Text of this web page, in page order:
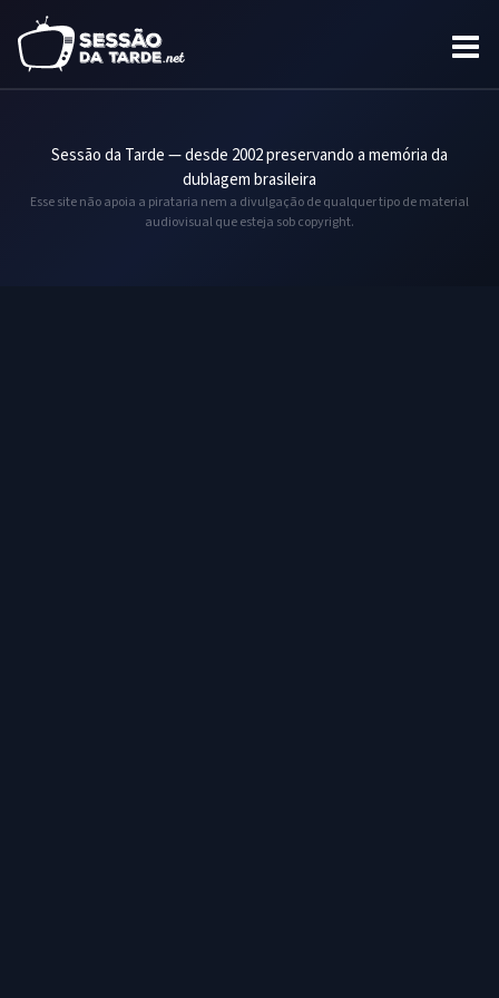
Sessão da Tarde — desde 2002 preservando a memória da
dublagem brasileira
Esse site não apoia a pirataria nem a divulgação de qualquer tipo de material
audiovisual que esteja sob copyright.